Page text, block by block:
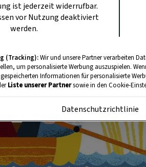
ist jederzeit widerrufbar.
vor Nutzung deaktiviert
werden.
(Tracking):Wir und unsere Partner verarbeiten
um personalisierte Werbung auszuspielen.
Informationen für personalisierte
Liste unserer Partnersowie in den Cookie-
Datenschutzrichtlinie